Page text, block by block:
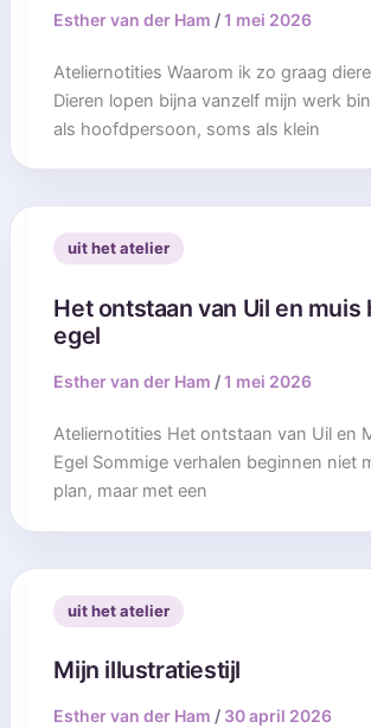
Esther van der Ham /1 mei 2026
Ateliernotities Waarom ik zo graag
Dieren lopen bijna vanzelf mijn werk
als hoofdpersoon, soms als klein
uit het atelier
Het ontstaan van Uil en muis
egel
Esther van der Ham /1 mei 2026
Ateliernotities Het ontstaan van Uil en
Egel Sommige verhalen beginnen niet
plan, maar met een
uit het atelier
Mijn illustratiestijl
Esther van der Ham/ 30 april 2026